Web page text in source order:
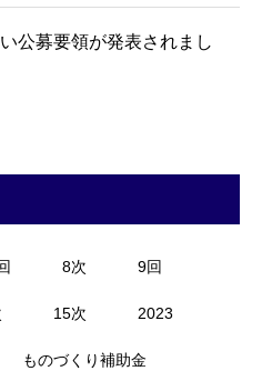
公募要領が発表されまし
8次 9回
15次 2023
ものづくり補助金